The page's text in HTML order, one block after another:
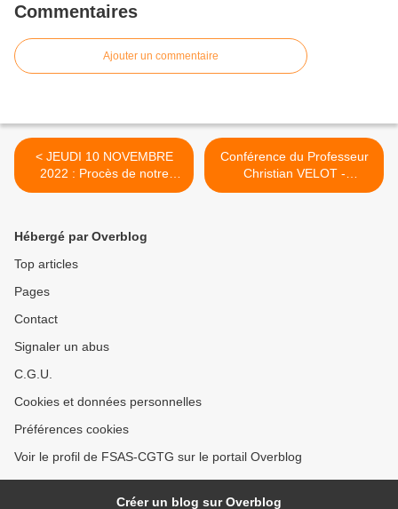
Commentaires
Ajouter un commentaire
< JEUDI 10 NOVEMBRE
2022 : Procès de notre
camarade Kenjy ROSAN
Conférence du Professeur
Christian VELOT -
Généticien moléculaire :
Hébergé par Overblog
Top articles
Pages
Contact
Signaler un abus
C.G.U.
Cookies et données personnelles
Préférences cookies
Voir le profil de FSAS-CGTG sur le portail Overblog
Créer un blog sur Overblog